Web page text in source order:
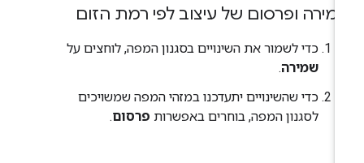
ופרסום של עיצוב לפי רמת הזום
כדי לשמור את השינויים בסגנון המפה, לוחצים על
שמירה.
כדי שהשינויים יתעדכנו במזהי המפה שמשויכים
לסגנון המפה, בוחרים באפשרותפרסום.